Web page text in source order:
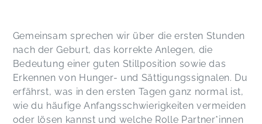
Gemeinsam sprechen wir über die ersten Stunden
nach der Geburt, das korrekte Anlegen, die
Bedeutung einer guten Stillposition sowie das
Erkennen von Hunger- und Sättigungssignalen. Du
erfährst, was in den ersten Tagen ganz normal ist,
wie du häufige Anfangsschwierigkeiten vermeiden
oder lösen kannst und welche Rolle Partner*innen